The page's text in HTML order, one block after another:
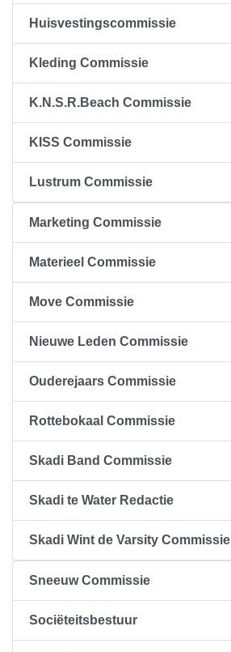
Huisvestingscommissie
Kleding Commissie
K.N.S.R.Beach Commissie
KISS Commissie
Lustrum Commissie
Marketing Commissie
Materieel Commissie
Move Commissie
Nieuwe Leden Commissie
Ouderejaars Commissie
Rottebokaal Commissie
Skadi Band Commissie
Skadi te Water Redactie
Skadi Wint de Varsity Commissie
Sneeuw Commissie
Sociëteitsbestuur